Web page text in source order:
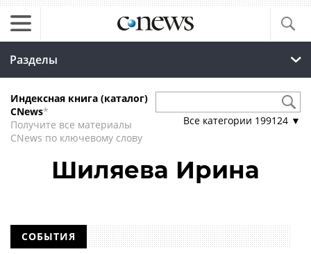
Разделы
Индексная книга (каталог)
CNews*
Получите все материалы
CNews по ключевому слову
Все категории 199124 ▼
Шиляева Ирина
СОБЫТИЯ